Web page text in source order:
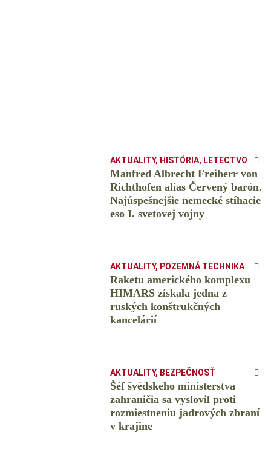
AKTUALITY, HISTÓRIA, LETECTVO
Manfred Albrecht Freiherr von
Richthofen alias Červený barón.
Najúspešnejšie nemecké stíhacie
eso I. svetovej vojny
AKTUALITY, POZEMNÁ TECHNIKA
Raketu amerického komplexu
HIMARS získala jedna z
ruských konštrukčných
kancelárií
AKTUALITY, BEZPEČNOSŤ
Šéf švédskeho ministerstva
zahraničia sa vyslovil proti
rozmiestneniu jadrových zbraní
v krajine